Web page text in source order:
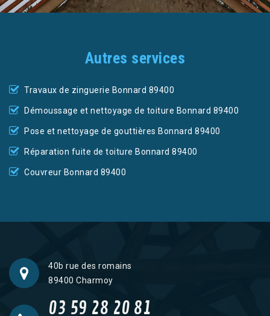
Autres services
Travaux de zinguerie Bonnard 89400
Démoussage et nettoyage de toiture Bonnard 89400
Pose et nettoyage de gouttières Bonnard 89400
Réparation fuite de toiture Bonnard 89400
Couvreur Bonnard 89400
40b rue des romains
89400 Charmoy
03 59 28 20 81